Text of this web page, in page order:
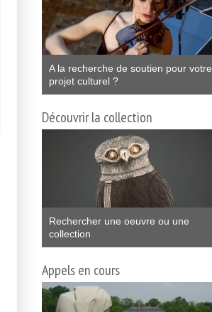
A la recherche de soutien pour votre
projet culturel ?
Découvrir la collection
Rechercher une oeuvre ou une
collection
Appels en cours